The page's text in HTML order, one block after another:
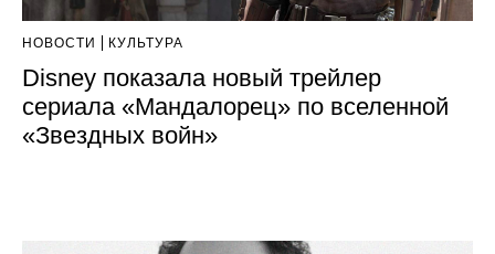
НОВОСТИ КУЛЬТУРА
Disney показала новый трейлер
сериала «Мандалорец» по вселенной
«Звездных войн»